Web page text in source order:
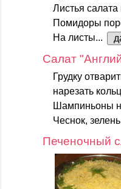
Листья салата
Помидоры
На листы...
Салат
Грудку
нарезать
Шампиньоны
Чеснок,
Печеночный